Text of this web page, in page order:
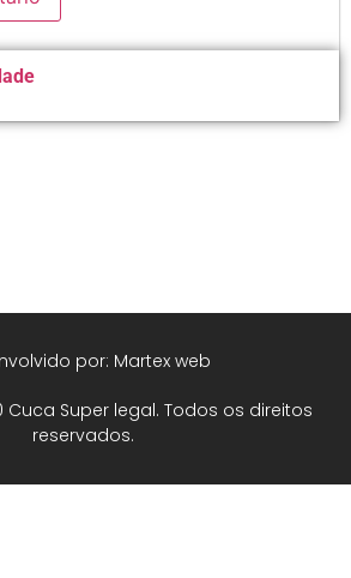
Super legal. Todos os direitos
reservados.
por: Martex web